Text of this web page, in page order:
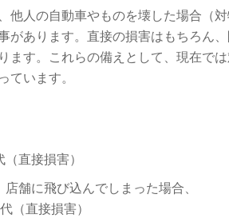
他人の自動車やものを壊した場合（
があります。直接の損害はもちろん
ます。これらの備えとして、現在で
ています。
直接損害）
舗に飛び込んでしまった場合、
（直接損害）